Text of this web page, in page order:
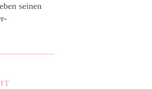
seinen